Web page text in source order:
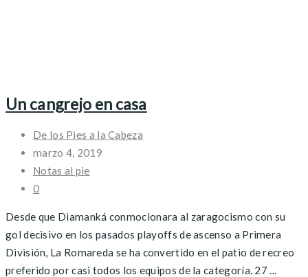
Un cangrejo en casa
De los Pies a la Cabeza
marzo 4, 2019
Notas al pie
0
Desde que Diamanká conmocionara al zaragocismo con su
gol decisivo en los pasados playoffs de ascenso a Primera
División, La Romareda se ha convertido en el patio de recreo
preferido por casi todos los equipos de la categoría. 27 ...